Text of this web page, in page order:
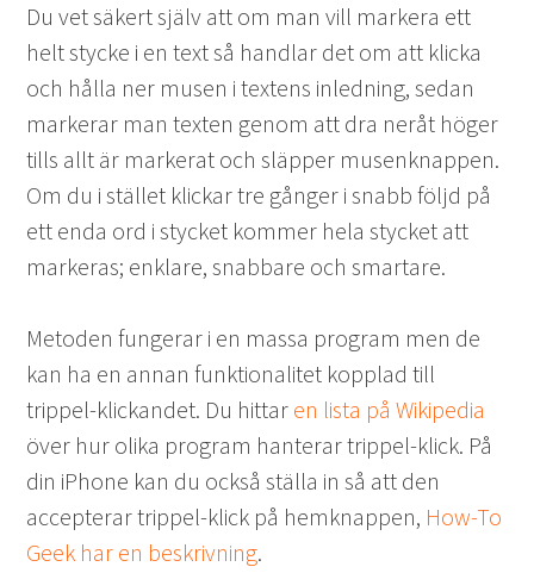
Du vet säkert själv att om man vill markera ett
helt stycke i en text så handlar det om att klicka
och hålla ner musen i textens inledning, sedan
markerar man texten genom att dra neråt höger
tills allt är markerat och släpper musenknappen.
Om du i stället klickar tre gånger i snabb följd på
ett enda ord i stycket kommer hela stycket att
markeras; enklare, snabbare och smartare.
Metoden fungerar i en massa program men de
kan ha en annan funktionalitet kopplad till
trippel-klickandet. Du hittaren lista på Wikipedia
över hur olika program hanterar trippel-klick. På
din iPhone kan du också ställa in så att den
accepterar trippel-klick på hemknappen, How-To
Geek har en beskrivning.